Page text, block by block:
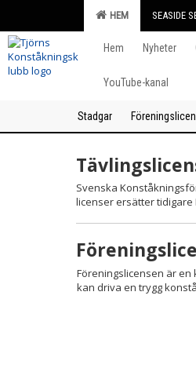
HEM SEASIDE
Hem Nyheter
YouTube-kanal
Stadgar
Svenska
licenser ersätter
Föreningslicensen är
kan driva en trygg